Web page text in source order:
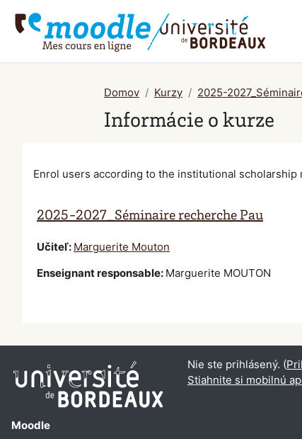
Domov Kurzy 2025-
Informácie o kurze
Enrol users according to the institutional scholarship
2025-2027_Séminaire recherche Pau
Učiteľ: Marguerite Mouton
Enseignant responsable: Marguerite MOUTON
Moodle
Nie ste prihlásený. (
Stiahnite si mobilnú